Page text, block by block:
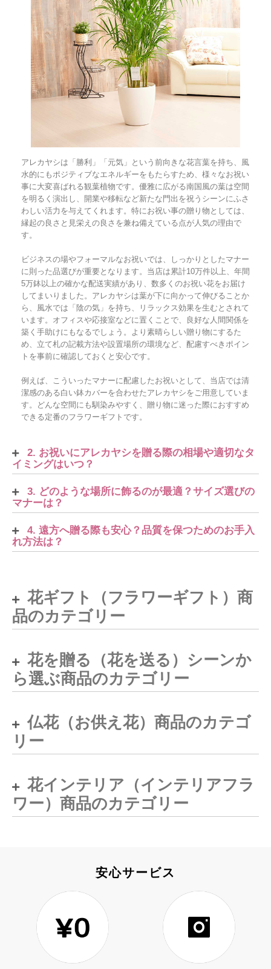
アレカヤシは「勝利」「元気」という前向きな花言葉を持ち、風
水的にもポジティブなエネルギーをもたらすため、様々なお祝い
事に大変喜ばれる観葉植物です。優雅に広がる南国風の葉は空間
を明るく演出し、開業や移転など新たな門出を祝うシーンにふさ
わしい活力を与えてくれます。特にお祝い事の贈り物としては、
縁起の良さと見栄えの良さを兼ね備えている点が人気の理由で
す。
ビジネスの場やフォーマルなお祝いでは、しっかりとしたマナー
に則った品選びが重要となります。当店は累計10万件以上、年間
5万鉢以上の確かな配送実績があり、数多くのお祝い花をお届け
してまいりました。アレカヤシは葉が下に向かって伸びることか
ら、風水では「陰の気」を持ち、リラックス効果を生むとされて
います。オフィスや応接室などに置くことで、良好な人間関係を
築く手助けにもなるでしょう。より素晴らしい贈り物にするた
め、立て札の記載方法や設置場所の環境など、配慮すべきポイン
トを事前に確認しておくと安心です。
例えば、こういったマナーに配慮したお祝いとして、当店では清
潔感のある白い鉢カバーを合わせたアレカヤシをご用意していま
す。どんな空間にも馴染みやすく、贈り物に迷った際におすすめ
できる定番のフラワーギフトです。
2. お祝いにアレカヤシを贈る際の相場や適切なタ
イミングはいつ？
3. どのような場所に飾るのが最適？サイズ選びの
マナーは？
4. 遠方へ贈る際も安心？品質を保つためのお手入
れ方法は？
花ギフト（フラワーギフト）商
品のカテゴリー
花を贈る（花を送る）シーンか
ら選ぶ商品のカテゴリー
仏花（お供え花）商品のカテゴ
リー
花インテリア（インテリアフラ
ワー）商品のカテゴリー
安心サービス